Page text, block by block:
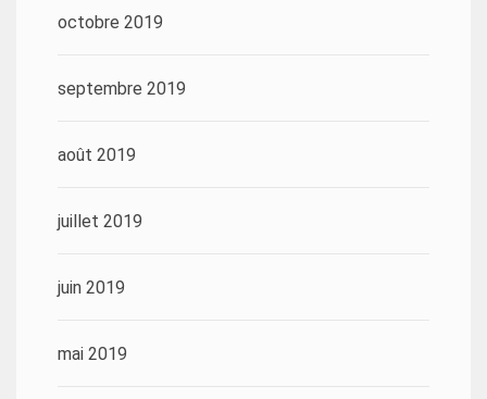
octobre 2019
septembre 2019
août 2019
juillet 2019
juin 2019
mai 2019